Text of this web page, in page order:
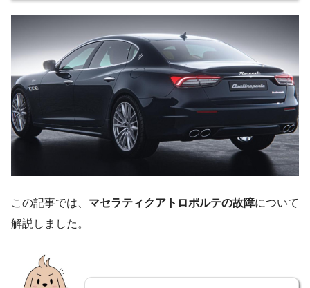
この記事では、 マセラティクアトロポルテの故障について
解説しました。